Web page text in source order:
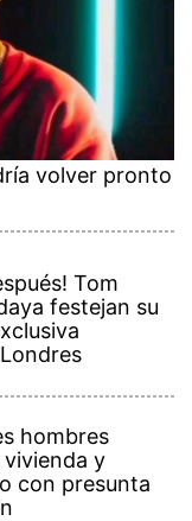
volver pronto
Tom
festejan su
hombres
y
con presunta